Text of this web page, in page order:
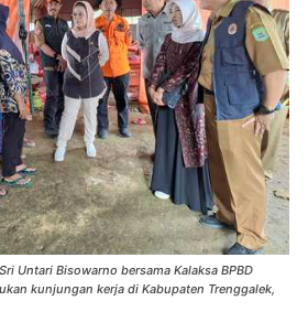
Untari Bisowarno bersama Kalaksa BPBD
kunjungan kerja di Kabupaten Trenggalek,